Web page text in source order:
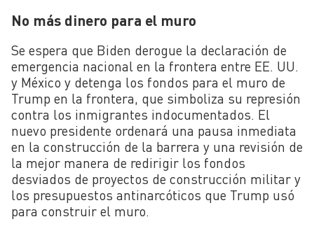
No más dinero para el muro
Se espera que Biden derogue la declaración de
emergencia nacional en la frontera entre EE. UU.
y México y detenga los fondos para el muro de
Trump en la frontera, que simboliza su represión
contra los inmigrantes indocumentados. El
nuevo presidente ordenará una pausa inmediata
en la construcción de la barrera y una revisión de
la mejor manera de redirigir los fondos
desviados de proyectos de construcción militar y
los presupuestos antinarcóticos que Trump usó
para construir el muro.